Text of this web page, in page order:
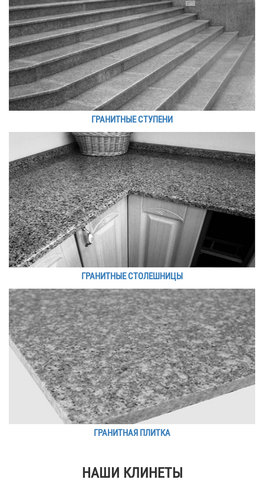
ГРАНИТНЫЕ СТУПЕНИ
ГРАНИТНЫЕ СТОЛЕШНИЦЫ
ГРАНИТНАЯ ПЛИТКА
НАШИ КЛИНЕТЫ